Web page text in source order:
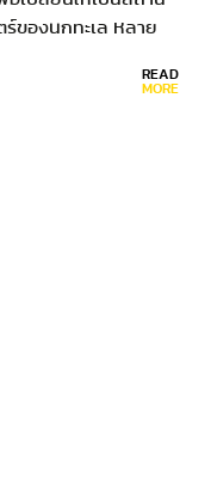
ของนกทะเล หลาย
แลสกา เป็นเพียงด่าน
READ
MORE